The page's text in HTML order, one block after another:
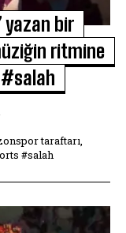
yazan bir
ritmine
taraftarı,
#salah